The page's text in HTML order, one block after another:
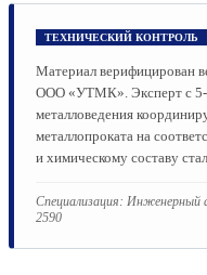
ТЕХНИЧЕСКИЙ КОНТРОЛЬ
Материал верифицирован
ООО «УТМК». Эксперт с 5-
металловедения
металлопроката на
и химическому составу
Специализация: Инженерный
2590